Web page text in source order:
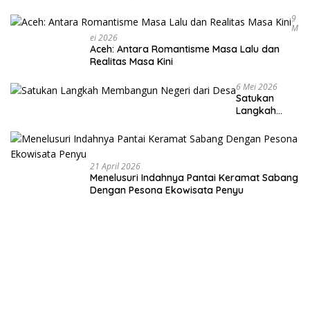
9
M
Ei 2026
Aceh: Antara Romantisme Masa Lalu dan
Realitas Masa Kini
6 Mei 2026
Satukan
Langkah
Negeri dari
Desa
21 April 2026
Menelusuri Indahnya Pantai Keramat Sabang
Dengan Pesona Ekowisata Penyu